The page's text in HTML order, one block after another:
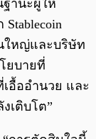
านะผู้ให้
ใหญ่และบริษัท
ยบายที่
อื้ออำนวย และ
เติบโต”